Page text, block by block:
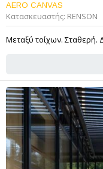
AERO CANVAS
Κατασκευαστής: RENSON
Μεταξύ τοίχων. Σταθερή.